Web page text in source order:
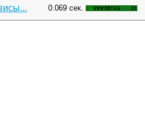
0.069 сек.